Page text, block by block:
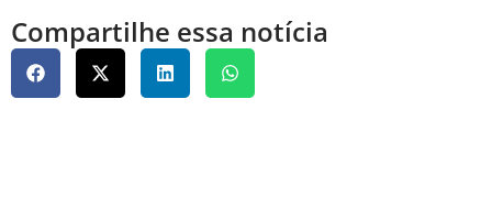
Compartilhe essa notícia